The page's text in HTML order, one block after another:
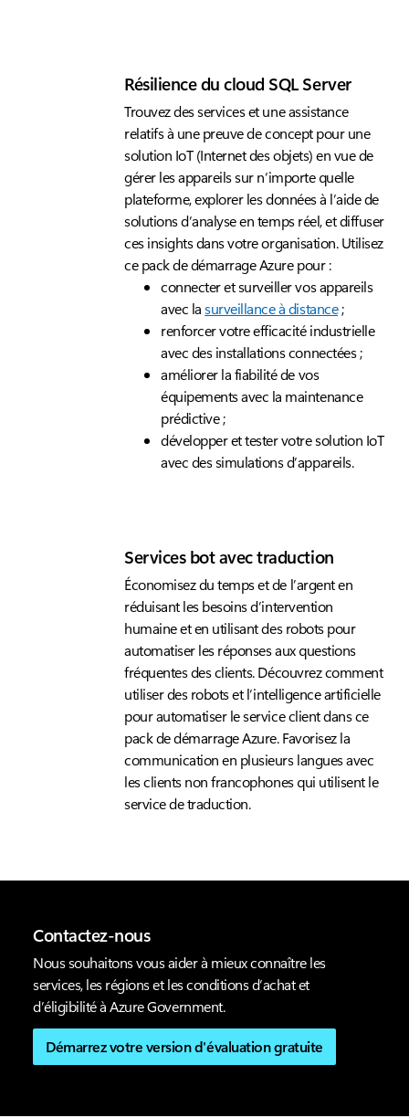
Résilience du cloud SQL Server
Trouvez des services et une assistance
relatifs à une preuve de concept pour une
solution IoT (Internet des objets) en vue de
gérer les appareils sur n’importe quelle
plateforme, explorer les données à l’aide de
solutions d’analyse en temps réel, et diffuser
ces insights dans votre organisation. Utilisez
ce pack de démarrage Azure pour :
connecter et surveiller vos appareils
avec lasurveillance à distance;
renforcer votre efficacité industrielle
avec des installations connectées ;
améliorer la fiabilité de vos
équipements avec la maintenance
prédictive ;
développer et tester votre solution IoT
avec des simulations d’appareils.
Services bot avec traduction
Économisez du temps et de l’argent en
réduisant les besoins d’intervention
humaine et en utilisant des robots pour
automatiser les réponses aux questions
fréquentes des clients. Découvrez comment
utiliser des robots et l’intelligence artificielle
pour automatiser le service client dans ce
pack de démarrage Azure. Favorisez la
communication en plusieurs langues avec
les clients non francophones qui utilisent le
service de traduction.
Contactez-nous
Nous souhaitons vous aider à mieux connaître les
services, les régions et les conditions d’achat et
d’éligibilité à Azure Government.
Démarrez votre version d'évaluation gratuite